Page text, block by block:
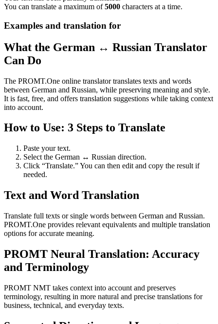
You can translate a maximum of5000 characters at a time.
Examples and translation for
What the German ↔ Russian Translator
Can Do
The PROMT.One online translator translates texts and words
between German and Russian, while preserving meaning and style.
It is fast, free, and offers translation suggestions while taking context
into account.
How to Use: 3 Steps to Translate
Paste your text.
Select the German ↔ Russian direction.
Click “Translate.” You can then edit and copy the result if
needed.
Text and Word Translation
Translate full texts or single words between German and Russian.
PROMT.One provides relevant equivalents and multiple translation
options for accurate meaning.
PROMT Neural Translation: Accuracy
and Terminology
PROMT NMT takes context into account and preserves
terminology, resulting in more natural and precise translations for
business, technical, and everyday texts.